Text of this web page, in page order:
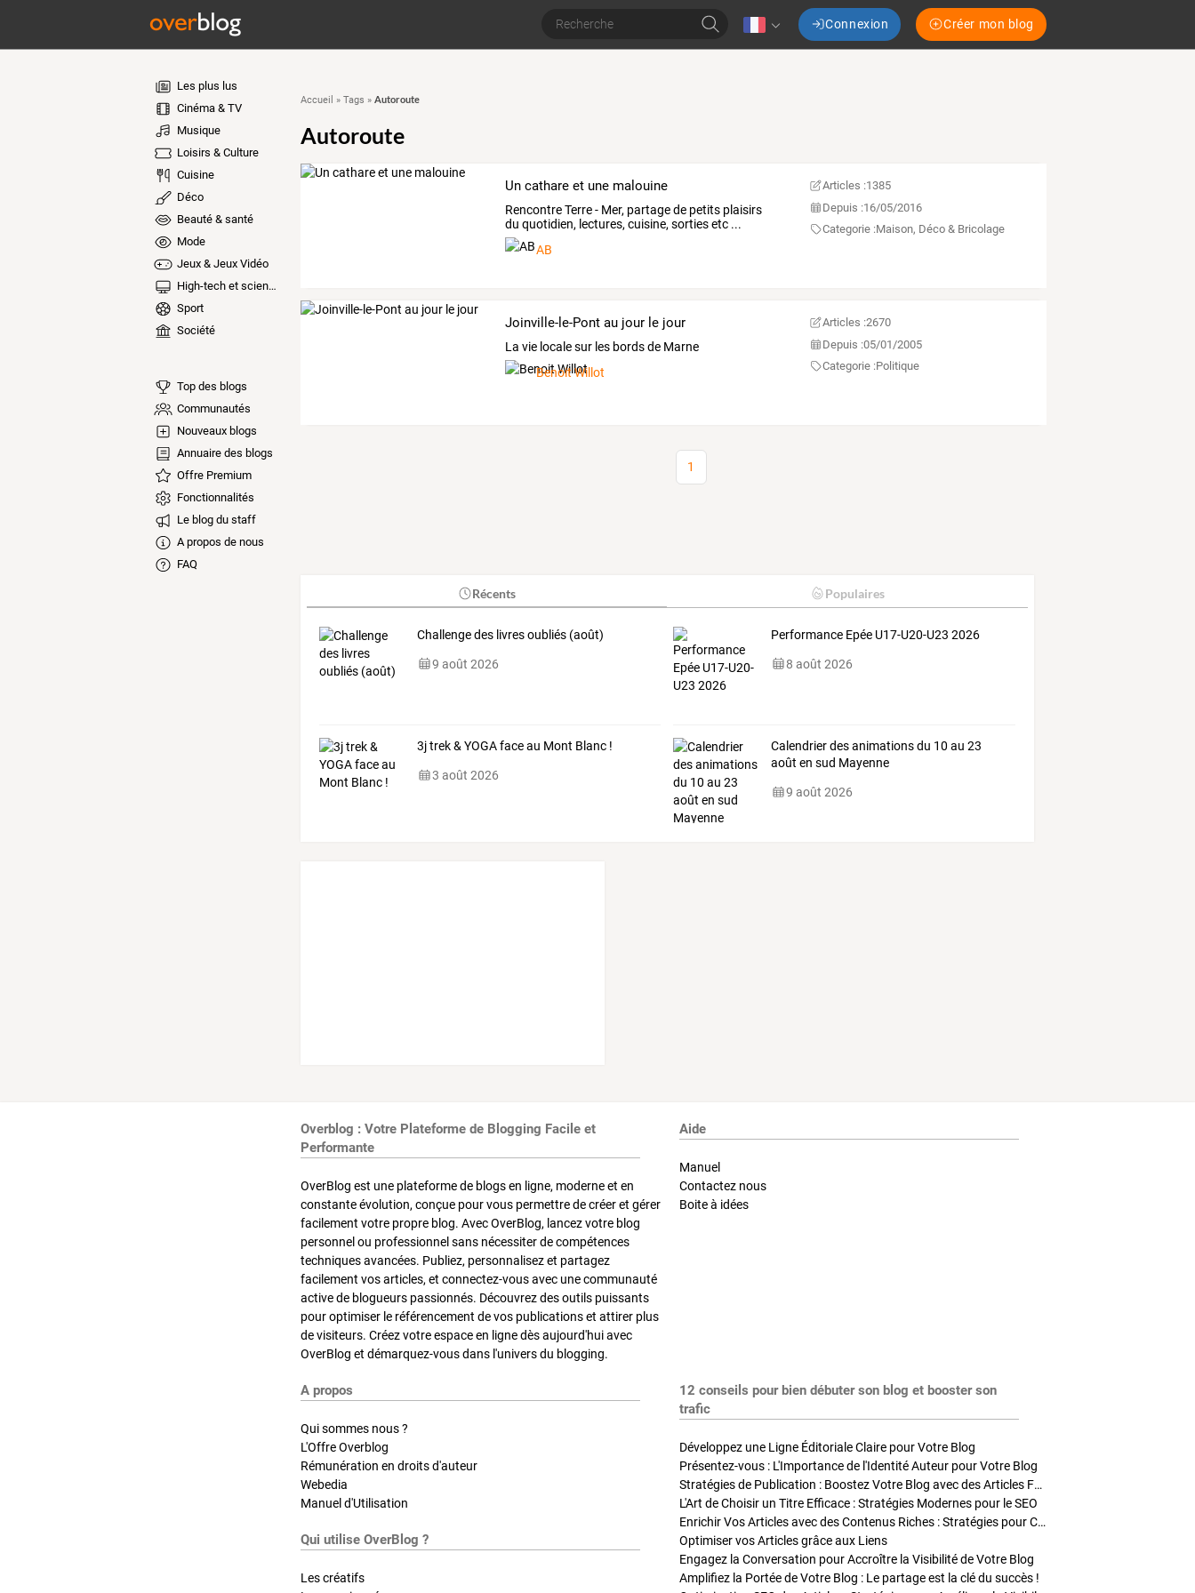
Connexion Créer mon blog
Les plus lus
Cinéma & TV
Musique
Loisirs & Culture
Cuisine
Déco
Beauté & santé
Mode
Jeux & Jeux Vidéo
High-tech et sciences
Sport
Société
Top des blogs
Communautés
Nouveaux blogs
Annuaire des blogs
Offre Premium
Fonctionnalités
Le blog du staff
A propos de nous
FAQ
Accueil » Tags » Autoroute
Autoroute
Un cathare et une malouine
Rencontre Terre - Mer, partage de petits plaisirs
du quotidien, lectures, cuisine, sorties etc ...
AB
Articles :1385
Depuis :16/05/2016
Categorie :Maison, Déco & Bricolage
Joinville-le-Pont au jour le jour
La vie locale sur les bords de Marne
Benoit Willot
Articles :2670
Depuis :05/01/2005
Categorie :Politique
1
Récents Populaires
Challenge des livres oubliés (août)
9 août 2026
Performance Epée U17-U20-U23 2026
8 août 2026
3j trek & YOGA face au Mont Blanc !
3 août 2026
Calendrier des animations du 10 au 23
août en sud Mayenne
9 août 2026
Overblog : Votre Plateforme de Blogging Facile et
Performante
OverBlog est une plateforme de blogs en ligne, moderne et en
constante évolution, conçue pour vous permettre de créer et gérer
facilement votre propre blog. Avec OverBlog, lancez votre blog
personnel ou professionnel sans nécessiter de compétences
techniques avancées. Publiez, personnalisez et partagez
facilement vos articles, et connectez-vous avec une communauté
active de blogueurs passionnés. Découvrez des outils puissants
pour optimiser le référencement de vos publications et attirer plus
de visiteurs. Créez votre espace en ligne dès aujourd'hui avec
OverBlog et démarquez-vous dans l'univers du blogging.
Aide
Manuel
Contactez nous
Boite à idées
A propos
Qui sommes nous ?
L'Offre Overblog
Rémunération en droits d'auteur
Webedia
Manuel d'Utilisation
Qui utilise OverBlog ?
Les créatifs
12 conseils pour bien débuter son blog et booster son
trafic
Développez une Ligne Éditoriale Claire pour Votre Blog
Présentez-vous : L'Importance de l'Identité Auteur pour Votre Blog
Stratégies de Publication : Boostez Votre Blog avec des Articles Fréquents et Exclusifs
L'Art de Choisir un Titre Efficace : Stratégies Modernes pour le SEO
Enrichir Vos Articles avec des Contenus Riches : Stratégies pour Captiver et Optimiser
Optimiser vos Articles grâce aux Liens
Engagez la Conversation pour Accroître la Visibilité de Votre Blog
Amplifiez la Portée de Votre Blog : Le partage est la clé du succès !